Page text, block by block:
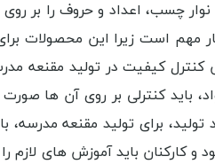
نوار چسب، اعداد و حروف را
است زیرا این محصولات
کیفیت در تولید مقنعه
باید کنترلی بر روی آن ها
برای تولید مقنعه
کارکنان باید آموزش های لازم